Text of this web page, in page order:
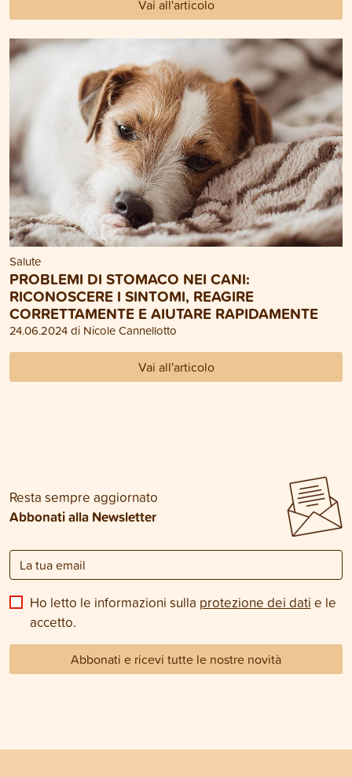
Vai all'articolo
Salute
PROBLEMI DI STOMACO NEI CANI:
RICONOSCERE I SINTOMI, REAGIRE
CORRETTAMENTE E AIUTARE RAPIDAMENTE
24.06.2024 di Nicole Cannellotto
Vai all'articolo
Resta sempre aggiornato
Abbonati alla Newsletter
Ho letto le informazioni sulla protezione dei dati e le
accetto.
Abbonati e ricevi tutte le nostre novità